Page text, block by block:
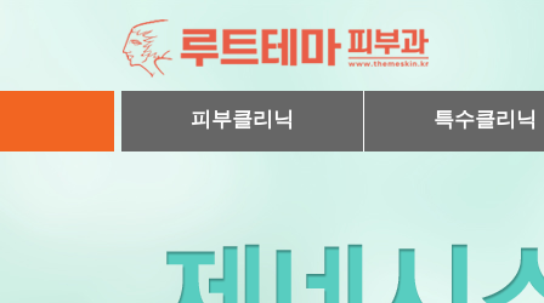
피부클리닉 특수클리닉